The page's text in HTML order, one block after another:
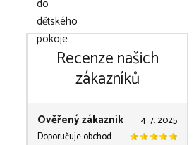
Recenze našich
zákazníků
Ověřený zákazník
4. 7. 2025
Doporučuje obchod